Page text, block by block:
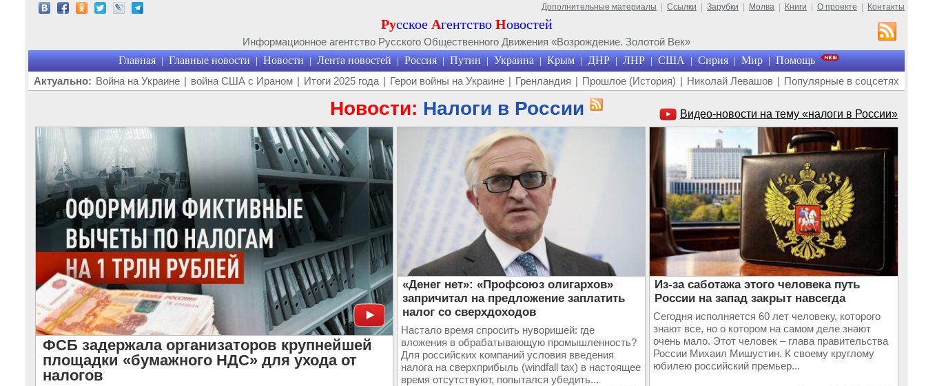
Дополнительные материалы Ссылки Зарубки Молва Книги О проекте Контакты
Русское Агентство Новостей
Информационное агентство Русского Общественного Движения «Возрождение. Золотой Век»
Главная | Главные новости | Новости | Лента новостей | Россия | Путин | Украина | Крым | ДНР | ЛНР | США | Сирия | Мир | Помощь
Актуально: Война на Украине | война США с Ираном | Итоги 2025 года | Герои войны на Украине | Гренландия | Прошлое (История) | Николай Левашов | Популярные в соцсетях
Новости: Налоги в России Видео-новости на тему «налоги в России»
ФСБ задержала организаторов крупнейшей
площадки «бумажного НДС» для ухода от
налогов
«Денег нет»: «Профсоюз олигархов»
запричитал на предложение заплатить
налог со сверхдоходов
Настало время спросить нуворишей: где
вложения в обрабатывающую промышленность?
Для российских компаний условия введения
налога на сверхприбыль (windfall tax) в настоящее
время отсутствуют, попытался убедить...
Из-за саботажа этого человека путь
России на запад закрыт навсегда
Сегодня исполняется 60 лет человеку, которого
знают все, но о котором на самом деле знают
очень мало. Этот человек – глава правительства
России Михаил Мишустин. К своему круглому
юбилею российский премьер...